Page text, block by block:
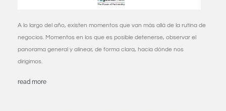
A lo largo del año, existen momentos que van más allá de la rutina de
negocios. Momentos en los que es posible detenerse, observar el
panorama general y alinear, de forma clara, hacia dónde nos
dirigimos.
read more